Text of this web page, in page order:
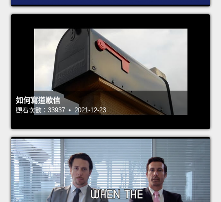
如何寫道歉信
觀看次數：33937 • 2021-12-23